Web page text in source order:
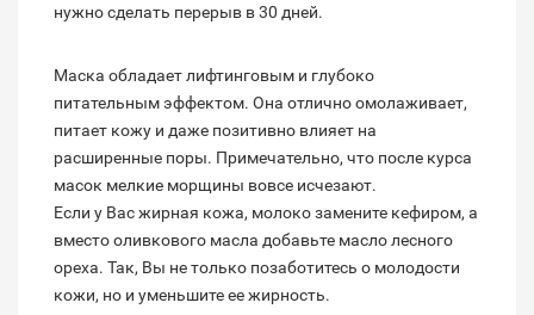
нужно сделать перерыв в 30 дней.
Маска обладает лифтинговым и глубоко
питательным эффектом. Она отлично омолаживает,
питает кожу и даже позитивно влияет на
расширенные поры. Примечательно, что после курса
масок мелкие морщины вовсе исчезают.
Если у Вас жирная кожа, молоко замените кефиром, а
вместо оливкового масла добавьте масло лесного
ореха. Так, Вы не только позаботитесь о молодости
кожи, но и уменьшите ее жирность.